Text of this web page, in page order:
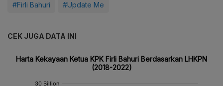
#Firli Bahuri #Update Me
CEK JUGA DATA INI